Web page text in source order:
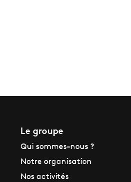
Le groupe
Qui sommes-nous ?
Notre organisation
Nos activités